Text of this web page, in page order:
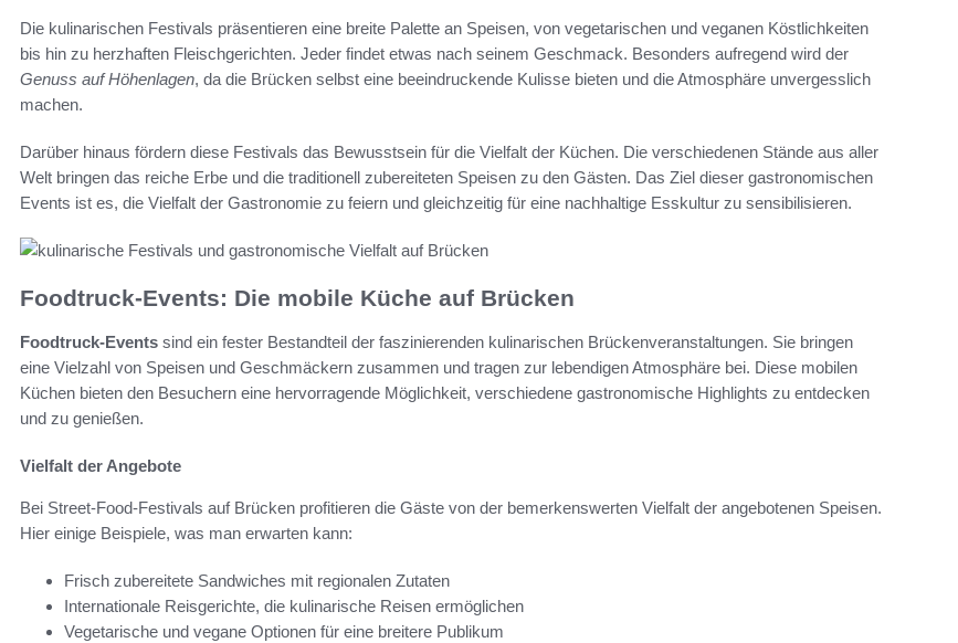
Die kulinarischen Festivals präsentieren eine breite Palette an Speisen, von vegetarischen und veganen Köstlichkeiten
bis hin zu herzhaften Fleischgerichten. Jeder findet etwas nach seinem Geschmack. Besonders aufregend wird der
Genuss auf Höhenlagen, da die Brücken selbst eine beeindruckende Kulisse bieten und die Atmosphäre unvergesslich
machen.
Darüber hinaus fördern diese Festivals das Bewusstsein für die Vielfalt der Küchen. Die verschiedenen Stände aus aller
Welt bringen das reiche Erbe und die traditionell zubereiteten Speisen zu den Gästen. Das Ziel dieser gastronomischen
Events ist es, die Vielfalt der Gastronomie zu feiern und gleichzeitig für eine nachhaltige Esskultur zu sensibilisieren.
Foodtruck-Events: Die mobile Küche auf Brücken
Foodtruck-Events sind ein fester Bestandteil der faszinierenden kulinarischen Brückenveranstaltungen. Sie bringen
eine Vielzahl von Speisen und Geschmäckern zusammen und tragen zur lebendigen Atmosphäre bei. Diese mobilen
Küchen bieten den Besuchern eine hervorragende Möglichkeit, verschiedene gastronomische Highlights zu entdecken
und zu genießen.
Vielfalt der Angebote
Bei Street-Food-Festivals auf Brücken profitieren die Gäste von der bemerkenswerten Vielfalt der angebotenen Speisen.
Hier einige Beispiele, was man erwarten kann:
Frisch zubereitete Sandwiches mit regionalen Zutaten
Internationale Reisgerichte, die kulinarische Reisen ermöglichen
Vegetarische und vegane Optionen für eine breitere Publikum